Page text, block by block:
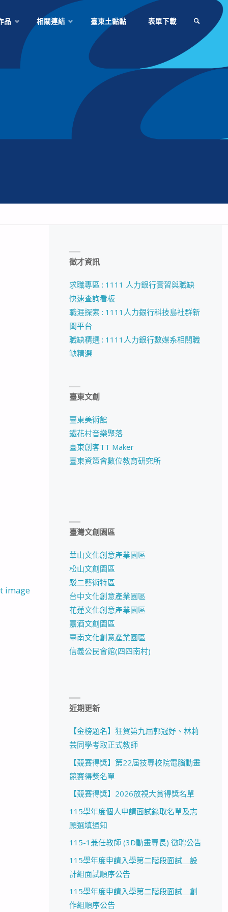
品 相關連結 臺東土黏黏 表單下載
image
徵才資訊
求職專區 : 1111 人力銀行實習與職缺
快速查詢看板
職涯探索 : 1111人力銀行科技島社群新
聞平台
職缺精選 : 1111人力銀行數媒系相關職
缺精選
臺東文創
臺東美術館
鐵花村音樂聚落
臺東創客TT Maker
臺東資策會數位教育研究所
臺灣文創園區
華山文化創意產業園區
松山文創園區
駁二藝術特區
台中文化創意產業園區
花蓮文化創意產業園區
嘉酒文創園區
臺南文化創意產業園區
信義公民會館(四四南村)
近期更新
【金榜題名】狂賀第九屆郭冠妤、林莉
芸同學考取正式教師
【競賽得獎】第22屆技專校院電腦動畫
競賽得獎名單
【競賽得獎】2026放視大賞得獎名單
115學年度個人申請面試錄取名單及志
願選填通知
115-1兼任教師 (3D動畫專長) 徵聘公告
115學年度申請入學第二階段面試＿設
計組面試順序公告
115學年度申請入學第二階段面試＿創
作組順序公告